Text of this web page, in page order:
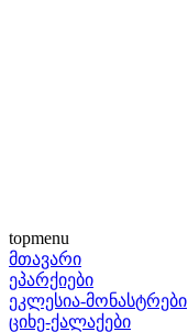
topmenu
მთავარი
ეპარქიები
ეკლესია-მონასტრები
ციხე-ქალაქები